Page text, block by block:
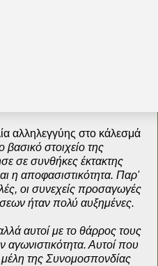
αλληλεγγύης στο κάλεσμά
βασικό στοιχείο της
σε συνθήκες έκτακτης
η αποφασιστικότητα. Παρ'
οι συνεχείς προσαγωγές
ήταν πολύ αυξημένες.
αυτοί με το θάρρος τους
Αυτοί που
μέλη της Συνομοσπονδίας